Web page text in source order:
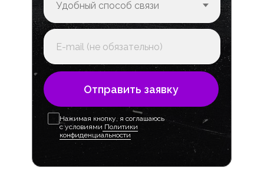
Отправить заявку
Нажимая кнопку, я соглашаюсь
с условиями Политики
конфиденциальности